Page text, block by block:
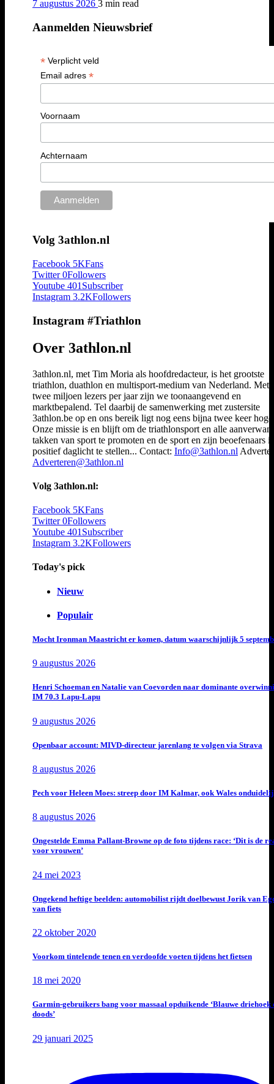
7 augustus 2026 3 min read
Aanmelden Nieuwsbrief
*Verplicht veld
Email adres *
Voornaam
Achternaam
Volg 3athlon.nl
Facebook 5KFans
Twitter 0Followers
Youtube 401 Subscriber
Instagram 3.2KFollowers
Instagram #Triathlon
Over 3athlon.nl
3athlon.nl, met Tim Moria als hoofdredacteur, is het grootste
triathlon, duathlon en multisport-medium van Nederland. Met
twee miljoen lezers per jaar zijn we toonaangevend en
marktbepalend. Tel daarbij de samenwerking met zustersite
3athlon.be op en ons bereik ligt nog eens bijna twee keer
Onze missie is en blijft om de triathlonsport en alle
takken van sport te promoten en de sport en zijn beoefenaars
positief daglicht te stellen... Contact: Info@3athlon.nl
Adverteren@3athlon.nl
Volg 3athlon.nl:
Facebook 5KFans
Twitter 0Followers
Youtube 401 Subscriber
Instagram 3.2KFollowers
Today's pick
Nieuw
Populair
Mocht Ironman Maastricht er komen, datum waarschijnlijk 5
9 augustus 2026
Henri Schoeman en Natalie van Coevorden naar dominante
IM 70.3 Lapu-Lapu
9 augustus 2026
Openbaar account: MIVD-directeur jarenlang te volgen via Strava
8 augustus 2026
Pech voor Heleen Moes: streep door IM Kalmar, ook Wales
8 augustus 2026
Ongestelde Emma Pallant-Browne op de foto tijdens race: ‘Dit is de
voor vrouwen’
24 mei 2023
Ongekend heftige beelden: automobilist rijdt doelbewust Jorik van
van fiets
22 oktober 2020
Voorkom tintelende tenen en verdoofde voeten tijdens het fietsen
18 mei 2020
Garmin-gebruikers bang voor massaal opduikende ‘Blauwe driehoek
doods’
29 januari 2025